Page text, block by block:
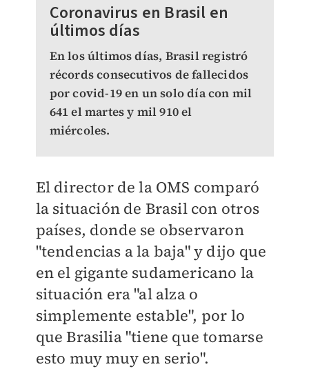
Coronavirus en Brasil en
últimos días
En los últimos días, Brasil registró
récords consecutivos de fallecidos
por covid-19 en un solo día con mil
641 el martes y mil 910 el
miércoles.
El director de la OMS comparó
la situación de Brasil con otros
países, donde se observaron
"tendencias a la baja" y dijo que
en el gigante sudamericano la
situación era "al alza o
simplemente estable", por lo
que Brasilia "tiene que tomarse
esto muy muy en serio".